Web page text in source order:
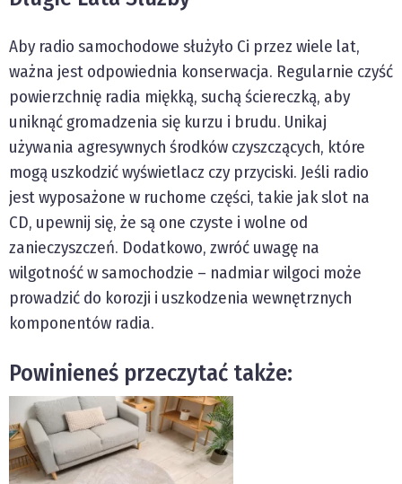
Aby radio samochodowe służyło Ci przez wiele lat,
ważna jest odpowiednia konserwacja. Regularnie czyść
powierzchnię radia miękką, suchą ściereczką, aby
uniknąć gromadzenia się kurzu i brudu. Unikaj
używania agresywnych środków czyszczących, które
mogą uszkodzić wyświetlacz czy przyciski. Jeśli radio
jest wyposażone w ruchome części, takie jak slot na
CD, upewnij się, że są one czyste i wolne od
zanieczyszczeń. Dodatkowo, zwróć uwagę na
wilgotność w samochodzie – nadmiar wilgoci może
prowadzić do korozji i uszkodzenia wewnętrznych
komponentów radia.
Powinieneś przeczytać także: